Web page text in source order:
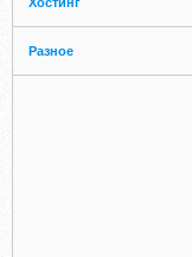
Разное